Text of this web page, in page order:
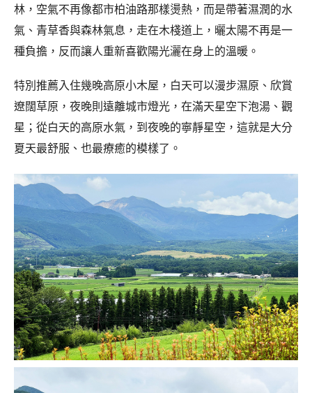
林，空氣不再像都市柏油路那樣燙熱，而是帶著濕潤的水
氣、青草香與森林氣息，走在木棧道上，曬太陽不再是一
種負擔，反而讓人重新喜歡陽光灑在身上的溫暖。
特別推薦入住幾晚高原小木屋，白天可以漫步濕原、欣賞
遼闊草原，夜晚則遠離城市燈光，在滿天星空下泡湯、觀
星；從白天的高原水氣，到夜晚的寧靜星空，這就是大分
夏天最舒服、也最療癒的模樣了。